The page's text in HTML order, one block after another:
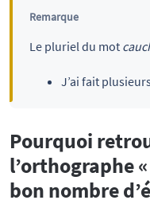
Remarque
Le pluriel du mot
J’ai fait plusieurs
Pourquoi
l’orthographe
bon nombre